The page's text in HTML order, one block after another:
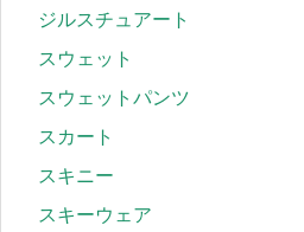
ジルスチュアート
スウェット
スウェットパンツ
スカート
スキニー
スキーウェア